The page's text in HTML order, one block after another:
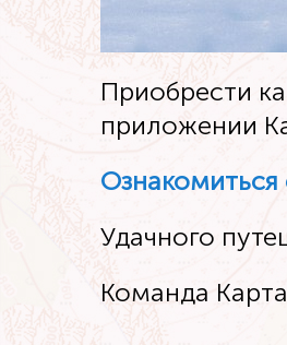
Приобрести
приложении
Ознакомиться
Удачного
Команда